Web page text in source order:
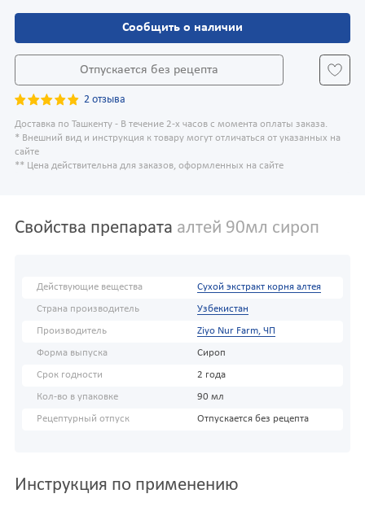
Сообщить о наличии
Отпускается без рецепта
2 отзыва
Доставка по Ташкенту - В течение 2-х часов с момента оплаты заказа.
* Внешний вид и инструкция к товару могут отличаться от указанных на
сайте
** Цена действительна для заказов, оформленных на сайте
Свойства препарата алтей 90мл сироп
Действующие вещества Сухой экстракт корня алтея
Страна производитель Узбекистан
Производитель Ziyo Nur Farm, ЧП
Форма выпуска Сироп
Срок годности 2 года
Кол-во в упаковке 90 мл
Рецептурный отпуск Отпускается без рецепта
Инструкция по применению